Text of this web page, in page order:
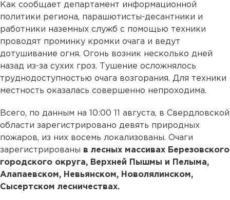
Как сообщает департамент информационной
политики региона, парашютисты-десантники и
работники наземных служб с помощью техники
проводят проминку кромки очага и ведут
дотушивание огня. Огонь возник несколько дней
назад из-за сухих гроз. Тушение осложнялось
труднодоступностью очага возгорания. Для техники
местность оказалась совершенно непроходима.
Всего, по данным на 10:00 11 августа, в Свердловской
области зарегистрировано девять природных
пожаров, из них восемь локализованы. Очаги
зарегистрированы в лесных массивах Березовского
городского округа, Верхней Пышмы и Пелыма,
Алапаевском, Невьянском, Новолялинском,
Сысертском лесничествах.